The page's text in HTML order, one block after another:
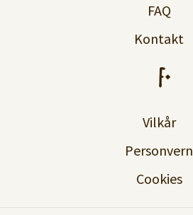
FAQ
Kontakt
Vilkår
Personvern
Cookies